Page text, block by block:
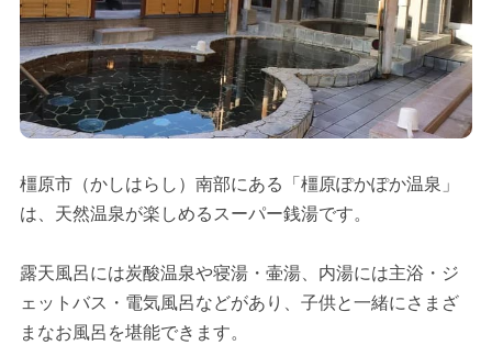
橿原市（かしはらし）南部にある「橿原ぽかぽか温泉」
は、天然温泉が楽しめるスーパー銭湯です。
露天風呂には炭酸温泉や寝湯・壷湯、内湯には主浴・ジ
ェットバス・電気風呂などがあり、子供と一緒にさまざ
まなお風呂を堪能できます。